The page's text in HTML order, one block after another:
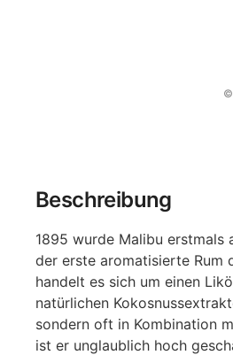
©
Beschreibung
1895 wurde Malibu
der erste aromatisierte Rum
handelt es sich um einen
natürlichen
sondern oft in Kombination
ist er unglaublich hoch